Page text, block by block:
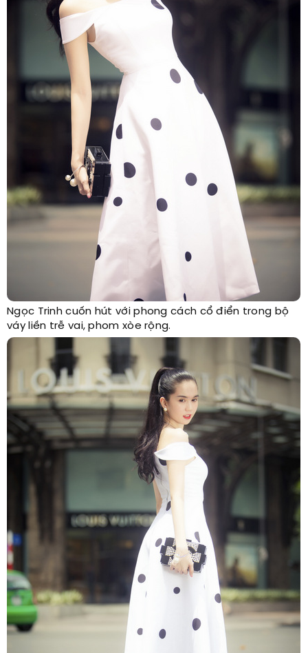
Ngọc Trinh cuốn hút với phong cách cổ điển trong bộ
váy liền trễ vai, phom xòe rộng.